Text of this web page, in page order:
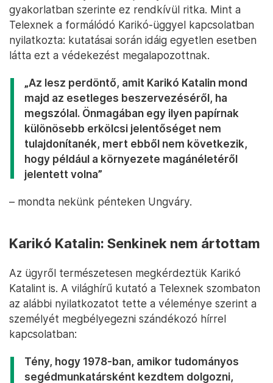
gyakorlatban szerinte ez rendkívül ritka. Mint a
Telexnek a formálódó Karikó-üggyel kapcsolatban
nyilatkozta: kutatásai során idáig egyetlen esetben
látta ezt a védekezést megalapozottnak.
„Az lesz perdöntő, amit Karikó Katalin mond
majd az esetleges beszervezéséről, ha
megszólal. Önmagában egy ilyen papírnak
különösebb erkölcsi jelentőséget nem
tulajdonítanék, mert ebből nem következik,
hogy például a környezete magánéletéről
jelentett volna”
– mondta nekünk pénteken Ungváry.
Karikó Katalin: Senkinek nem ártottam
Az ügyről természetesen megkérdeztük Karikó
Katalint is. A világhírű kutató a Telexnek szombaton
az alábbi nyilatkozatot tette a véleménye szerint a
személyét megbélyegezni szándékozó hírrel
kapcsolatban:
Tény, hogy 1978-ban, amikor tudományos
segédmunkatársként kezdtem dolgozni,